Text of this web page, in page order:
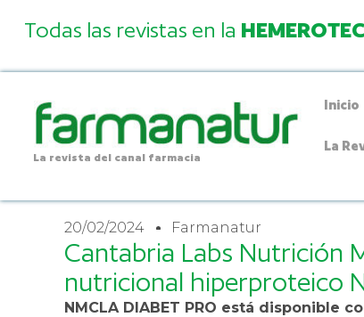
Todas las revistas en la
La revista del canal farmacia
Inicio
La
20/02/2024 Farmanatur
Cantabria Labs Nutrición
nutricional hiperproteico
NMCLA DIABET PRO está disponible